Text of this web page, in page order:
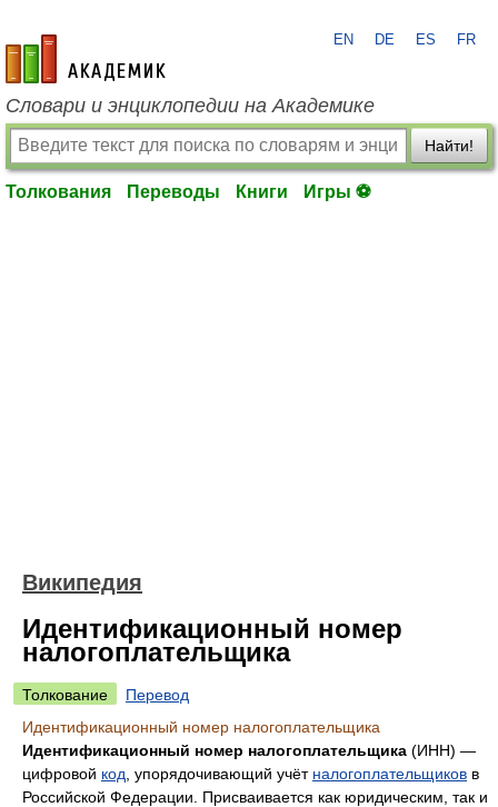
academic.ru
EN DE ES FR
Словари и энциклопедии на Академике
Найти!
Толкования Переводы Книги Игры ⚽
Википедия
Идентификационный номер
налогоплательщика
Толкование
Перевод
Идентификационный номер налогоплательщика
Идентификационный номер налогоплательщика (ИНН) —
цифровой код , упорядочивающий учёт налогоплательщиков в
Российской Федерации. Присваивается как юридическим, так и